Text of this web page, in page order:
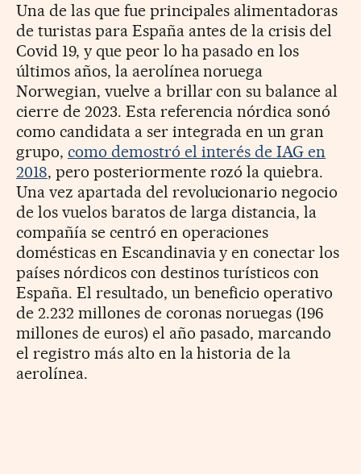
Una de las que fue principales alimentadoras
de turistas para España antes de la crisis del
Covid 19, y que peor lo ha pasado en los
últimos años, la aerolínea noruega
Norwegian, vuelve a brillar con su balance al
cierre de 2023. Esta referencia nórdica sonó
como candidata a ser integrada en un gran
grupo, como demostró el interés de IAG en
2018, pero posteriormente rozó la quiebra.
Una vez apartada del revolucionario negocio
de los vuelos baratos de larga distancia, la
compañía se centró en operaciones
domésticas en Escandinavia y en conectar los
países nórdicos con destinos turísticos con
España. El resultado, un beneficio operativo
de 2.232 millones de coronas noruegas (196
millones de euros) el año pasado, marcando
el registro más alto en la historia de la
aerolínea.